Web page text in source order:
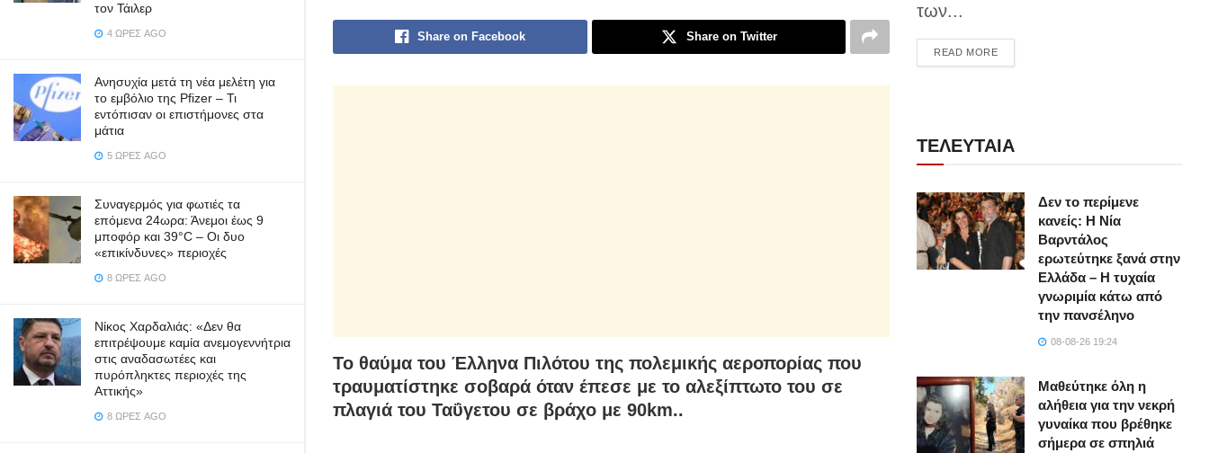
τον Τάιλερ
4 ΏΡΕΣ AGO
Ανησυχία μετά τη νέα μελέτη για
το εμβόλιο της Pfizer – Τι
εντόπισαν οι επιστήμονες στα
μάτια
5 ΏΡΕΣ AGO
Συναγερμός για φωτιές τα
επόμενα 24ωρα: Άνεμοι έως 9
μποφόρ και 39°C – Οι δυο
«επικίνδυνες» περιοχές
8 ΏΡΕΣ AGO
Νίκος Χαρδαλιάς: «Δεν θα
επιτρέψουμε καμία ανεμογεννήτρια
στις αναδασωτέες και
πυρόπληκτες περιοχές της
Αττικής»
8 ΏΡΕΣ AGO
Share on Facebook Share on Twitter
Το θαύμα του Έλληνα Πιλότου της πολεμικής αεροπορίας που
τραυματίστηκε σοβαρά όταν έπεσε με το αλεξίπτωτο του σε
πλαγιά του Ταΰγετου σε βράχο με 90km..
των...
READ MOREDETAILS
ΤΕΛΕΥΤΑΙΑ
Δεν το περίμενε
κανείς: Η Νία
Βαρντάλος
ερωτεύτηκε ξανά στην
Ελλάδα – Η τυχαία
γνωριμία κάτω από
την πανσέληνο
08-08-26 19:24
Μαθεύτηκε όλη η
αλήθεια για την νεκρή
γυναίκα που βρέθηκε
σήμερα σε σπηλιά